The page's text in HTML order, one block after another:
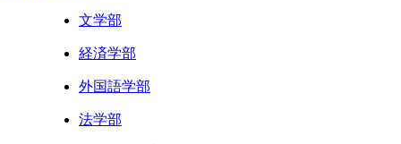
文学部
経済学部
外国語学部
法学部